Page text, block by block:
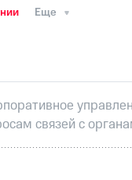
Еще
секретарь
кабинет
выкупа
связей с